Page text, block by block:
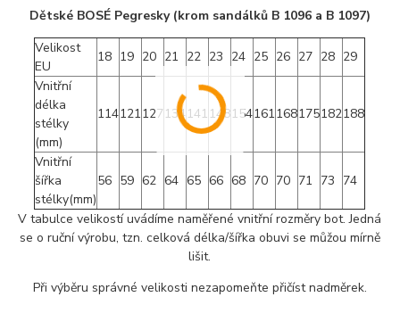
Dětské BOSÉ Pegresky (krom sandálků B 1096 a B 1097)
Velikost
EU
18 19 20 21 22 23 24 25 26 27 28 29
Vnitřní
délka
stélky
(mm)
114121127 134 141 148154161168175182188
Vnitřní
šířka
stélky(mm)
56 59 62 64 65 66 68 70 70 71 73 74
V tabulce velikostí uvádíme naměřené vnitřní rozměry bot. Jedná
se o ruční výrobu, tzn. celková délka/šířka obuvi se můžou mírně
lišit.
Při výběru správné velikosti nezapomeňte přičíst nadměrek.